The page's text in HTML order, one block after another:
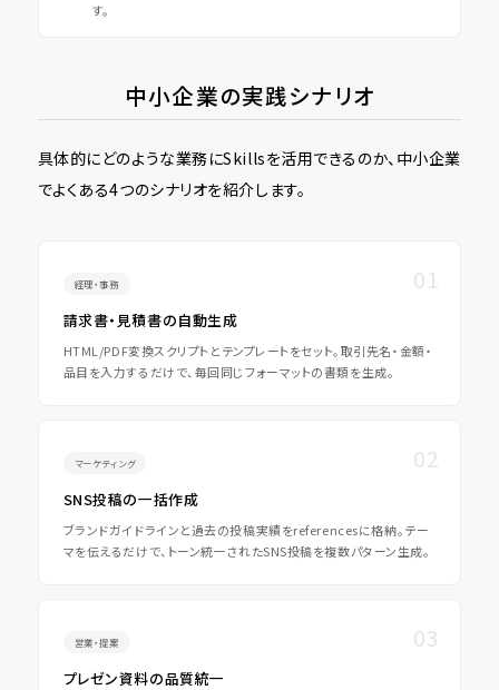
す。
中小企業の実践シナリオ
具体的にどのような業務にSkillsを活用できるのか、中小企業
でよくある4つのシナリオを紹介します。
経理・事務
請求書・見積書の自動生成
HTML/PDF変換スクリプトとテンプレートをセット。取引先名・金額・
品目を入力するだけで、毎回同じフォーマットの書類を生成。
マーケティング
SNS投稿の一括作成
ブランドガイドラインと過去の投稿実績をreferencesに格納。テー
マを伝えるだけで、トーン統一されたSNS投稿を複数パターン生成。
営業・提案
プレゼン資料の品質統一